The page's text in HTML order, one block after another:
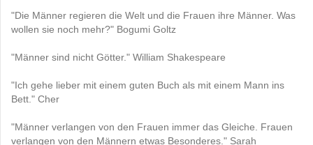
"Die Männer regieren die Welt und die Frauen ihre Männer. Was
wollen sie noch mehr?" Bogumi Goltz
"Männer sind nicht Götter." William Shakespeare
"Ich gehe lieber mit einem guten Buch als mit einem Mann ins
Bett." Cher
"Männer verlangen von den Frauen immer das Gleiche. Frauen
verlangen von den Männern etwas Besonderes." Sarah